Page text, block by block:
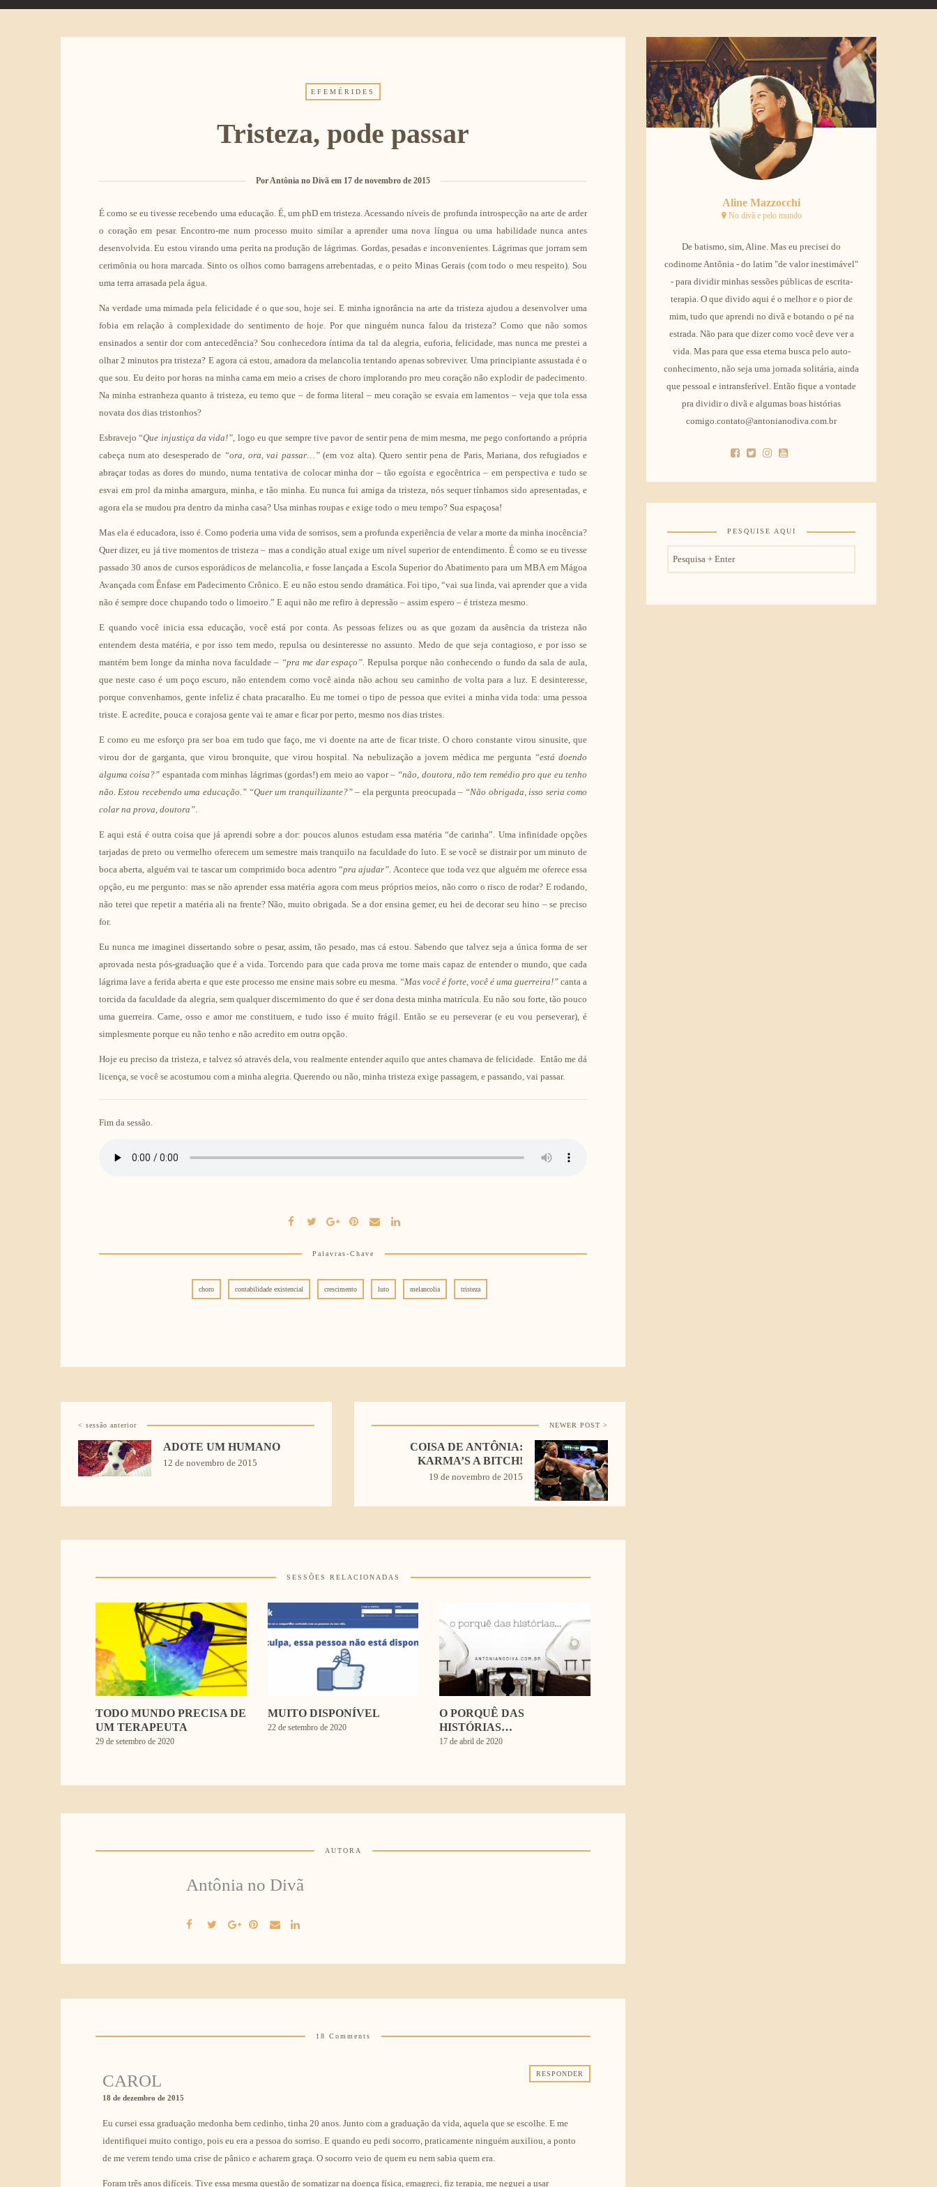
EFEMÉRIDES
Tristeza, pode passar
PorAntônia no Divã em 17 de novembro de 2015
É como se eu tivesse recebendo uma educação. É, um phD em tristeza. Acessando níveis de profunda introspecção na arte de arder
o coração em pesar. Encontro-me num processo muito similar a aprender uma nova língua ou uma habilidade nunca antes
desenvolvida. Eu estou virando uma perita na produção de lágrimas. Gordas, pesadas e inconvenientes. Lágrimas que jorram sem
cerimônia ou hora marcada. Sinto os olhos como barragens arrebentadas, e o peito Minas Gerais (com todo o meu respeito). Sou
uma terra arrasada pela água.
Na verdade uma mimada pela felicidade é o que sou, hoje sei. E minha ignorância na arte da tristeza ajudou a desenvolver uma
fobia em relação à complexidade do sentimento de hoje. Por que ninguém nunca falou da tristeza? Como que não somos
ensinados a sentir dor com antecedência? Sou conhecedora íntima da tal da alegria, euforia, felicidade, mas nunca me prestei a
olhar 2 minutos pra tristeza? E agora cá estou, amadora da melancolia tentando apenas sobreviver. Uma principiante assustada é o
que sou. Eu deito por horas na minha cama em meio a crises de choro implorando pro meu coração não explodir de padecimento.
Na minha estranheza quanto à tristeza, eu temo que – de forma literal – meu coração se esvaia em lamentos – veja que tola essa
novata dos dias tristonhos?
Esbravejo “Que injustiça da vida!”, logo eu que sempre tive pavor de sentir pena de mim mesma, me pego confortando a própria
cabeça num ato desesperado de “ora, ora, vai passar…”(em voz alta). Quero sentir pena de Paris, Mariana, dos refugiados e
abraçar todas as dores do mundo, numa tentativa de colocar minha dor – tão egoísta e egocêntrica – em perspectiva e tudo se
esvai em prol da minha amargura, minha, e tão minha. Eu nunca fui amiga da tristeza, nós sequer tínhamos sido apresentadas, e
agora ela se mudou pra dentro da minha casa? Usa minhas roupas e exige todo o meu tempo? Sua espaçosa!
Mas ela é educadora, isso é. Como poderia uma vida de sorrisos, sem a profunda experiência de velar a morte da minha inocência?
Quer dizer, eu já tive momentos de tristeza – mas a condição atual exige um nível superior de entendimento. É como se eu tivesse
passado 30 anos de cursos esporádicos de melancolia, e fosse lançada a Escola Superior do Abatimento para um MBA em Mágoa
Avançada com Ênfase em Padecimento Crônico. E eu não estou sendo dramática. Foi tipo, “vai sua linda, vai aprender que a vida
não é sempre doce chupando todo o limoeiro.” E aqui não me refiro à depressão – assim espero – é tristeza mesmo.
E quando você inicia essa educação, você está por conta. As pessoas felizes ou as que gozam da ausência da tristeza não
entendem desta matéria, e por isso tem medo, repulsa ou desinteresse no assunto. Medo de que seja contagioso, e por isso se
mantém bem longe da minha nova faculdade – “pra me dar espaço”. Repulsa porque não conhecendo o fundo da sala de aula,
que neste caso é um poço escuro, não entendem como você ainda não achou seu caminho de volta para a luz. E desinteresse,
porque convenhamos, gente infeliz é chata pracaralho. Eu me tornei o tipo de pessoa que evitei a minha vida toda: uma pessoa
triste. E acredite, pouca e corajosa gente vai te amar e ficar por perto, mesmo nos dias tristes.
E como eu me esforço pra ser boa em tudo que faço, me vi doente na arte de ficar triste. O choro constante virou sinusite, que
virou dor de garganta, que virou bronquite, que virou hospital. Na nebulização a jovem médica me pergunta “está doendo
alguma coisa?” espantada com minhas lágrimas (gordas!) em meio ao vapor – “não, doutora, não tem remédio pro que eu tenho
não. Estou recebendo uma educação.” “Quer um tranquilizante?”– ela pergunta preocupada – “Não obrigada, isso seria como
colar na prova, doutora”.
E aqui está é outra coisa que já aprendi sobre a dor: poucos alunos estudam essa matéria “de carinha”. Uma infinidade opções
tarjadas de preto ou vermelho oferecem um semestre mais tranquilo na faculdade do luto. E se você se distrair por um minuto de
boca aberta, alguém vai te tascar um comprimido boca adentro “pra ajudar”. Acontece que toda vez que alguém me oferece essa
opção, eu me pergunto: mas se não aprender essa matéria agora com meus próprios meios, não corro o risco de rodar? E rodando,
não terei que repetir a matéria ali na frente? Não, muito obrigada. Se a dor ensina gemer, eu hei de decorar seu hino – se preciso
for.
Eu nunca me imaginei dissertando sobre o pesar, assim, tão pesado, mas cá estou. Sabendo que talvez seja a única forma de ser
aprovada nesta pós-graduação que é a vida. Torcendo para que cada prova me torne mais capaz de entender o mundo, que cada
lágrima lave a ferida aberta e que este processo me ensine mais sobre eu mesma. “Mas você é forte, você é uma guerreira!” canta a
torcida da faculdade da alegria, sem qualquer discernimento do que é ser dona desta minha matrícula. Eu não sou forte, tão pouco
uma guerreira. Carne, osso e amor me constituem, e tudo isso é muito frágil. Então se eu perseverar (e eu vou perseverar), é
simplesmente porque eu não tenho e não acredito em outra opção.
Hoje eu preciso da tristeza, e talvez só através dela, vou realmente entender aquilo que antes chamava de felicidade. Então me dá
licença, se você se acostumou com a minha alegria. Querendo ou não, minha tristeza exige passagem, e passando, vai passar.
Fim da sessão.
Palavras-Chave
choro contabilidade existencial crescimento luto melancolia tristeza
< sessão anterior
ADOTE UM HUMANO
12 de novembro de 2015
NEWER POST >
COISA DE ANTÔNIA:
KARMA’S A BITCH!
19 de novembro de 2015
SESSÕES RELACIONADAS
TODO MUNDO PRECISA DE
UM TERAPEUTA
29 de setembro de 2020
MUITO DISPONÍVEL
22 de setembro de 2020
O PORQUÊ DAS
HISTÓRIAS…
17 de abril de 2020
AUTORA
Antônia no Divã
18 Comments
RESPONDER
CAROL
18 de dezembro de 2015
Eu cursei essa graduação medonha bem cedinho, tinha 20 anos. Junto com a graduação da vida, aquela que se escolhe. E me
identifiquei muito contigo, pois eu era a pessoa do sorriso. E quando eu pedi socorro, praticamente ninguém auxiliou, a ponto
de me verem tendo uma crise de pânico e acharem graça. O socorro veio de quem eu nem sabia quem era.
Foram três anos difíceis. Tive essa mesma questão de somatizar na doença física, emagreci, fiz terapia, me neguei a usar
Aline Mazzocchi
No divã e pelo mundo
De batismo, sim, Aline. Mas eu precisei do
codinome Antônia - do latim "de valor inestimável"
- para dividir minhas sessões públicas de escrita-
terapia. O que divido aqui é o melhor e o pior de
mim, tudo que aprendi no divã e botando o pé na
estrada. Não para que dizer como você deve ver a
vida. Mas para que essa eterna busca pelo auto-
conhecimento, não seja uma jornada solitária, ainda
que pessoal e intransferível. Então fique a vontade
pra dividir o divã e algumas boas histórias
comigo.contato@antonianodiva.com.br
PESQUISE AQUI